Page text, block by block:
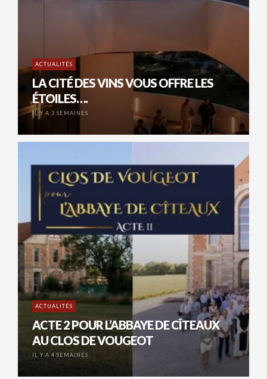
ACTUALITÉS
LA CITÉ DES VINS VOUS OFFRE LES
ÉTOILES….
IL Y A 3 SEMAINES
ACTUALITÉS
ACTE 2 POUR L’ABBAYE DE CÎTEAUX
AU CLOS DE VOUGEOT
IL Y A 4 SEMAINES